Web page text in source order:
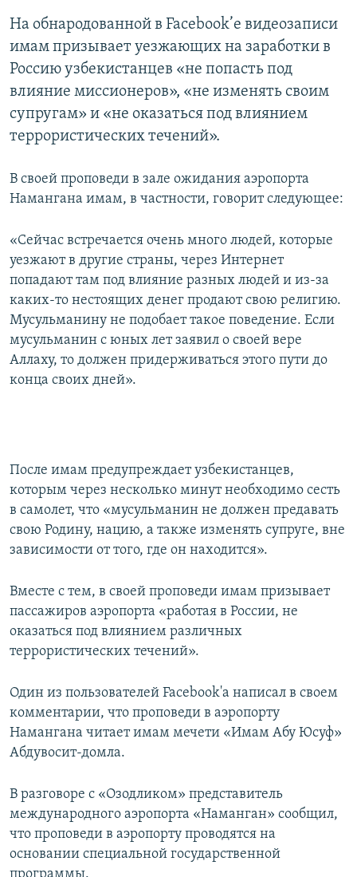
На обнародованной в Facebook’е видеозаписи
имам призывает уезжающих на заработки в
Россию узбекистанцев «не попасть под
влияние миссионеров», «не изменять своим
супругам» и «не оказаться под влиянием
террористических течений».
В своей проповеди в зале ожидания аэропорта
Намангана имам, в частности, говорит следующее:
«Сейчас встречается очень много людей, которые
уезжают в другие страны, через Интернет
попадают там под влияние разных людей и из-за
каких-то нестоящих денег продают свою религию.
Мусульманину не подобает такое поведение. Если
мусульманин с юных лет заявил о своей вере
Аллаху, то должен придерживаться этого пути до
конца своих дней».
После имам предупреждает узбекистанцев,
которым через несколько минут необходимо сесть
в самолет, что «мусульманин не должен предавать
свою Родину, нацию, а также изменять супруге, вне
зависимости от того, где он находится».
Вместе с тем, в своей проповеди имам призывает
пассажиров аэропорта «работая в России, не
оказаться под влиянием различных
террористических течений».
Один из пользователей Facebook'а написал в своем
комментарии, что проповеди в аэропорту
Намангана читает имам мечети «Имам Абу Юсуф»
Абдувосит-домла.
В разговоре с «Озодликом» представитель
международного аэропорта «Наманган» сообщил,
что проповеди в аэропорту проводятся на
основании специальной государственной